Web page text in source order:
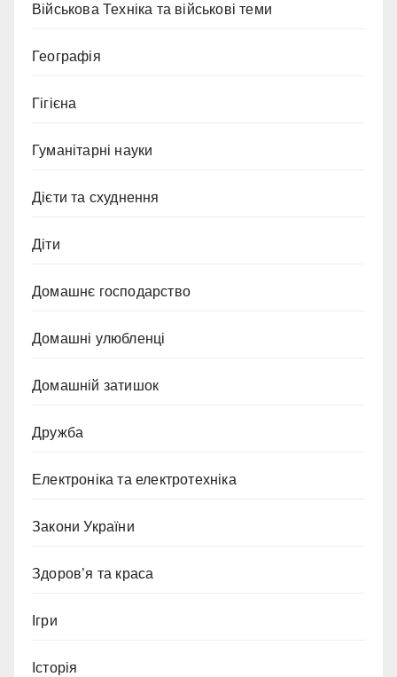
Військова Техніка та військові теми
Географія
Гігієна
Гуманітарні науки
Дієти та схуднення
Діти
Домашнє господарство
Домашні улюбленці
Домашній затишок
Дружба
Електроніка та електротехніка
Закони України
Здоров’я та краса
Ігри
Історія